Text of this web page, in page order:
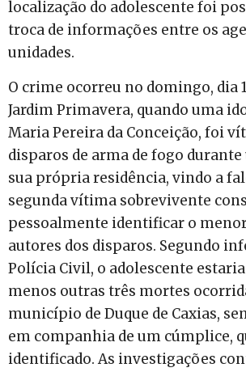
localização do adolescente foi
troca de informações entre os
unidades.
O crime ocorreu no domingo, dia
Jardim Primavera, quando uma
Maria Pereira da Conceição, foi
disparos de arma de fogo
sua própria residência, vindo a
segunda vítima sobrevivente
pessoalmente identificar o
autores dos disparos. Segundo
Polícia Civil, o adolescente
menos outras três mortes
município de Duque de Caxias,
em companhia de um cúmplice,
identificado. As investigações